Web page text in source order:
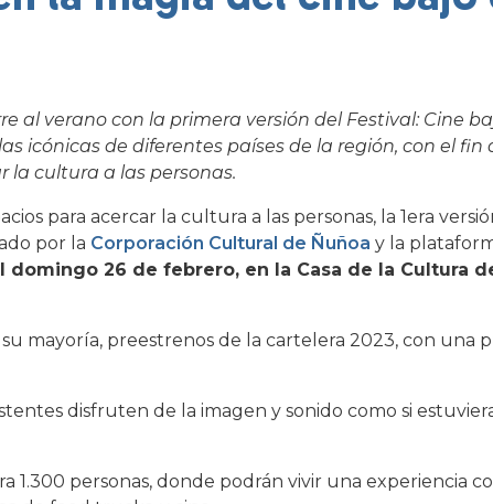
al verano con la primera versión del Festival: Cine
icónicas de diferentes países de la región, con el fin
la cultura a las personas.
para acercar la cultura a las personas, la 1era
por la Corporación Cultural de Ñuñoa y la
domingo 26 de febrero, en la Casa de la Cultura
mayoría, preestrenos de la cartelera 2023, con una
disfruten de la imagen y sonido como si
1.300 personas, donde podrán vivir una experiencia